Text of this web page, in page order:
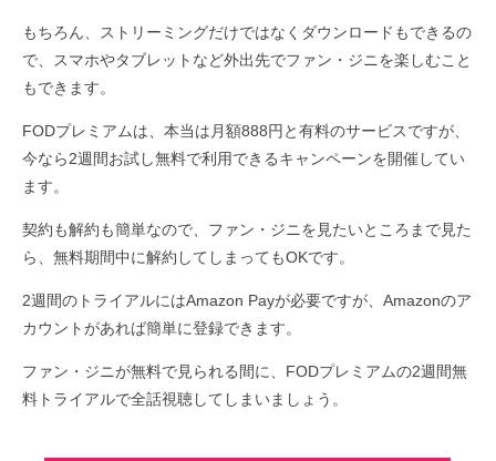
もちろん、ストリーミングだけではなくダウンロードもできるの
で、スマホやタブレットなど外出先でファン・ジニを楽しむこと
もできます。
FODプレミアムは、本当は月額888円と有料のサービスですが、
今なら2週間お試し無料で利用できるキャンペーンを開催してい
ます。
契約も解約も簡単なので、ファン・ジニを見たいところまで見た
ら、無料期間中に解約してしまってもOKです。
2週間のトライアルにはAmazon Payが必要ですが、Amazonのア
カウントがあれば簡単に登録できます。
ファン・ジニが無料で見られる間に、FODプレミアムの2週間無
料トライアルで全話視聴してしまいましょう。